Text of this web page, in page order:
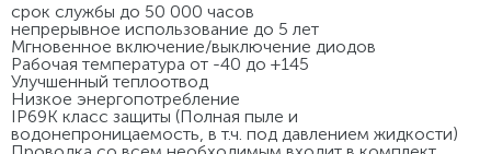
срок службы до 50 000 часов
непрерывное использование до 5 лет
Мгновенное включение/выключение диодов
Рабочая температура от -40 до +145
Улучшенный теплоотвод
Низкое энергопотребление
IP69K класс защиты (Полная пыле и
водонепроницаемость, в т.ч. под давлением жидкости)